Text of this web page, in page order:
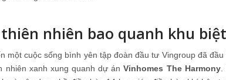
nhiên bao quanh khu
một cuộc sống bình yên tập đoàn đầu tư Vingroup đã
nhiên xanh xung quanh dự ánVinhomes The Harmony.